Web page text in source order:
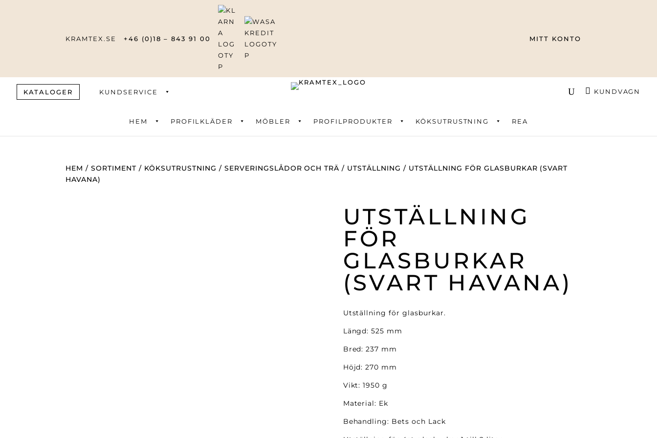
KRAMTEX.SE +46 (0)18 – 843 91 00 MITT KONTO
KATALOGER KUNDSERVICE KUNDVAGN
HEM PROFILKLÄDER MÖBLER PROFILPRODUKTER KÖKSUTRUSTNING REA
Produktsökning
HEM /SORTIMENT / KÖKSUTRUSTNING / SERVERINGSLÅDOR OCH TRÄ / UTSTÄLLNING / UTSTÄLLNING FÖR GLASBURKAR (SVART
HAVANA)
UTSTÄLLNING
FÖR
GLASBURKAR
(SVART HAVANA)
Utställning för glasburkar.
Längd: 525 mm
Bred: 237 mm
Höjd: 270 mm
Vikt: 1950 g
Material: Ek
Behandling: Bets och Lack